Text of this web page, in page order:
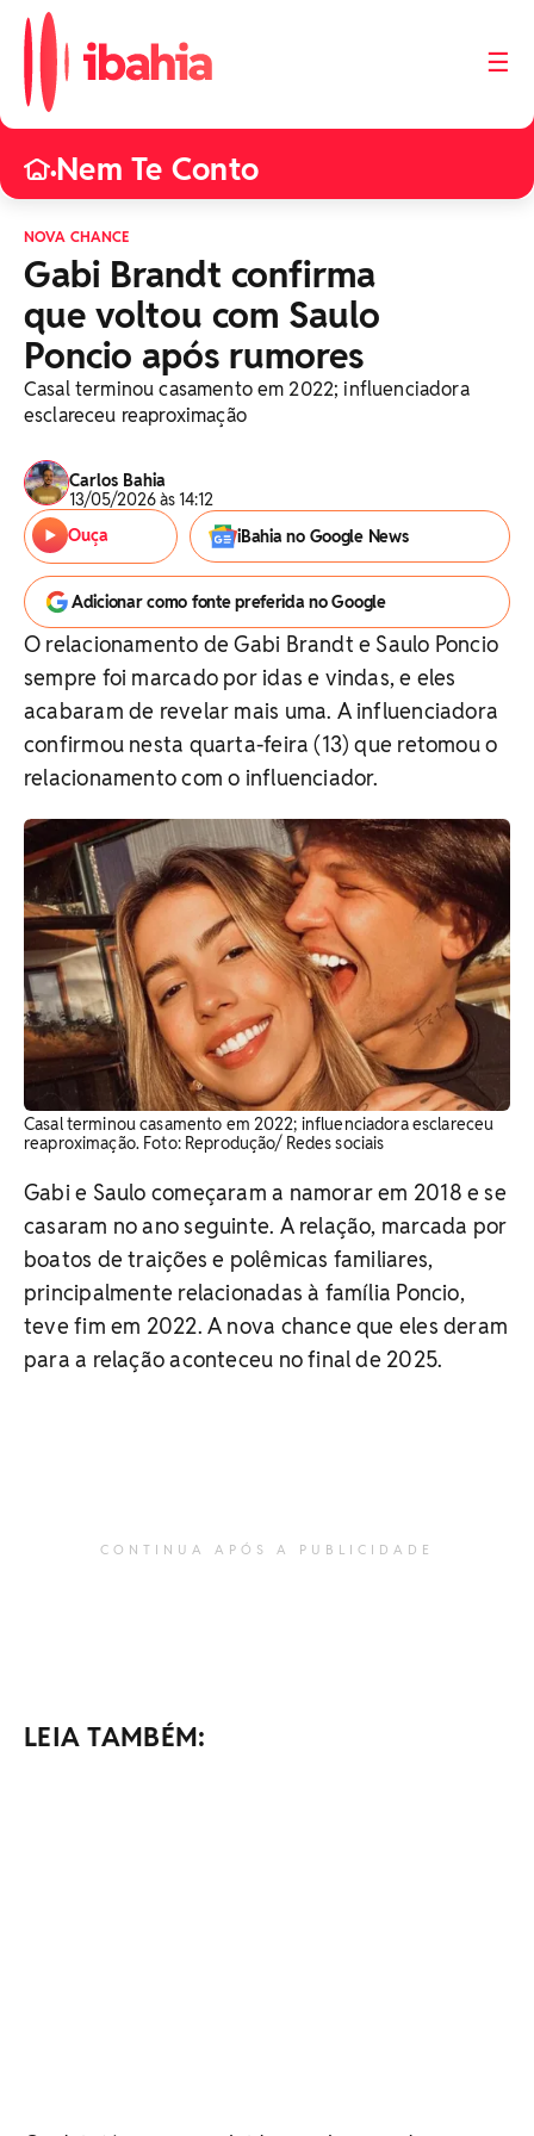
☰
•Nem Te Conto
NOVA CHANCE
Gabi Brandt confirma
que voltou com Saulo
Poncio após rumores
Casal terminou casamento em 2022; influenciadora
esclareceu reaproximação
Carlos Bahia
13/05/2026 às 14:12
Ouça
iBahia no Google News
Adicionar como fonte preferida no Google
O relacionamento de Gabi Brandt e Saulo Poncio
sempre foi marcado por idas e vindas, e eles
acabaram de revelar mais uma. A influenciadora
confirmou nesta quarta-feira (13) que retomou o
relacionamento com o influenciador.
Casal terminou casamento em 2022; influenciadora esclareceu
reaproximação. Foto: Reprodução/ Redes sociais
Gabi e Saulo começaram a namorar em 2018 e se
casaram no ano seguinte. A relação, marcada por
boatos de traições e polêmicas familiares,
principalmente relacionadas à família Poncio,
teve fim em 2022. A nova chance que eles deram
para a relação aconteceu no final de 2025.
CONTINUA APÓS A PUBLICIDADE
LEIA TAMBÉM: